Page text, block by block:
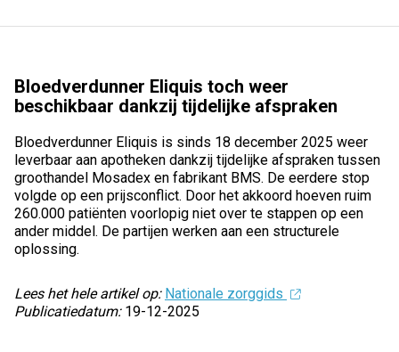
Bloedverdunner Eliquis toch weer
beschikbaar dankzij tijdelijke afspraken
Bloedverdunner Eliquis is sinds 18 december 2025 weer
leverbaar aan apotheken dankzij tijdelijke afspraken tussen
groothandel Mosadex en fabrikant BMS. De eerdere stop
volgde op een prijsconflict. Door het akkoord hoeven ruim
260.000 patiënten voorlopig niet over te stappen op een
ander middel. De partijen werken aan een structurele
oplossing.
Lees het hele artikel op: Nationale zorggids
Publicatiedatum: 19-12-2025